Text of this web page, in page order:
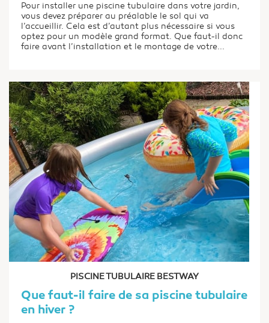
Pour installer une piscine tubulaire dans votre jardin,
vous devez préparer au préalable le sol qui va
l’accueillir. Cela est d’autant plus nécessaire si vous
optez pour un modèle grand format. Que faut-il donc
faire avant l’installation et le montage de votre...
PISCINE TUBULAIRE BESTWAY
Que faut-il faire de sa piscine tubulaire
en hiver ?